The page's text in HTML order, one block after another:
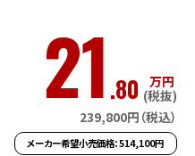
21 .80 万円
(税抜)
239,800円（税込）
メーカー希望小売価格：514,100円